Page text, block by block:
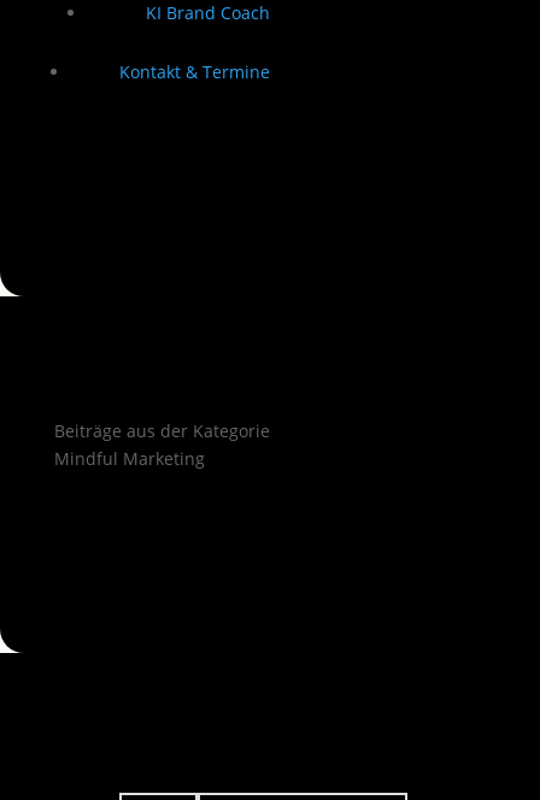
KI Brand Coach
Kontakt & Termine
Beiträge aus der Kategorie
Mindful Marketing